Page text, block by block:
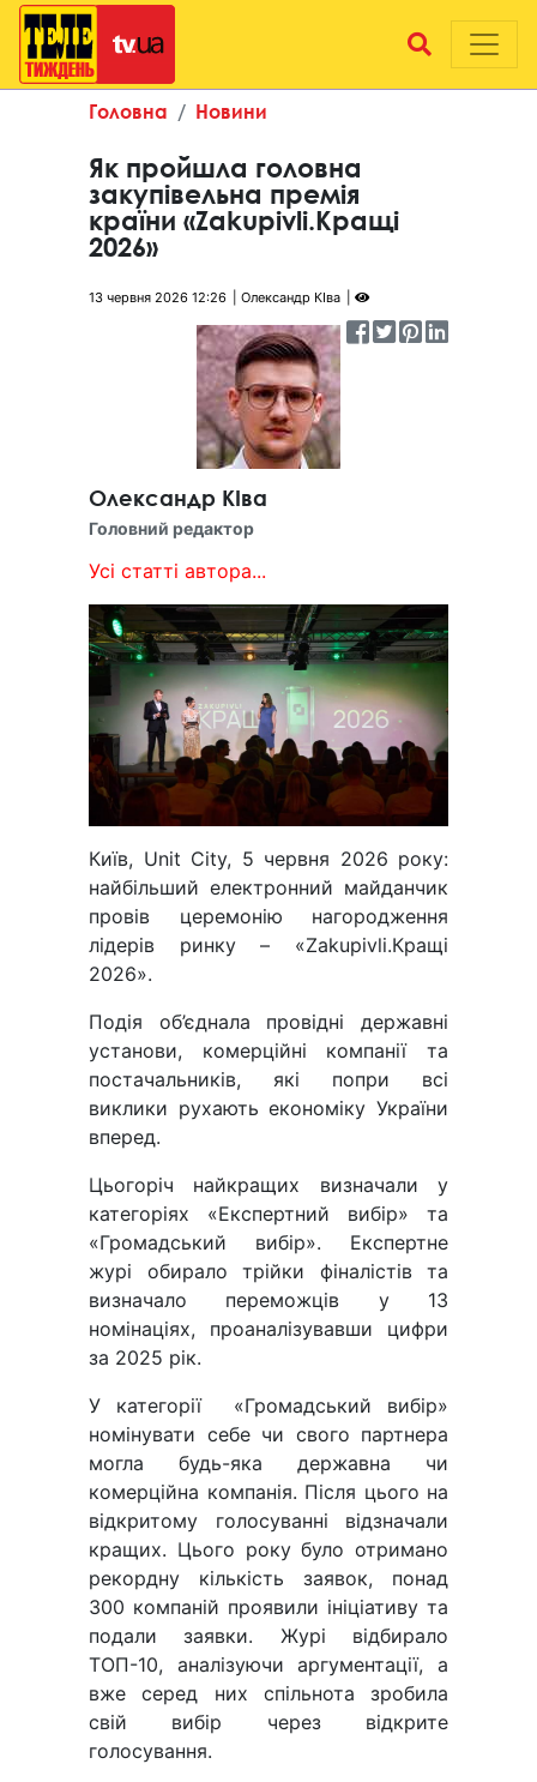
Головна Новини
Як пройшла головна
закупівельна премія
країни «Zakupivli.Кращі
2026»
13 червня 2026 12:26 Олександр КІва
Олександр КІва
Головний редактор
Усі статті автора...
Київ, Unit City, 5 червня 2026 року:
найбільший електронний майданчик
провів церемонію нагородження
лідерів ринку – «Zakupivli.Кращі
2026».
Подія об’єднала провідні державні
установи, комерційні компанії та
постачальників, які попри всі
виклики рухають економіку України
вперед.
Цьогоріч найкращих визначали у
категоріях «Експертний вибір» та
«Громадський вибір». Експертне
журі обирало трійки фіналістів та
визначало переможців у 13
номінаціях, проаналізувавши цифри
за 2025 рік.
У категорії «Громадський вибір»
номінувати себе чи свого партнера
могла будь-яка державна чи
комерційна компанія. Після цього на
відкритому голосуванні відзначали
кращих. Цього року було отримано
рекордну кількість заявок, понад
300 компаній проявили ініціативу та
подали заявки. Журі відбирало
ТОП-10, аналізуючи аргументації, а
вже серед них спільнота зробила
свій вибір через відкрите
голосування.